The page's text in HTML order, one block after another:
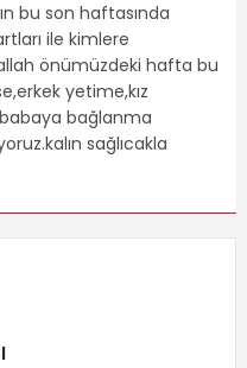
bu son haftasında
ile kimlere
önümüzdeki hafta bu
yetime,kız
bağlanma
sağlıcakla